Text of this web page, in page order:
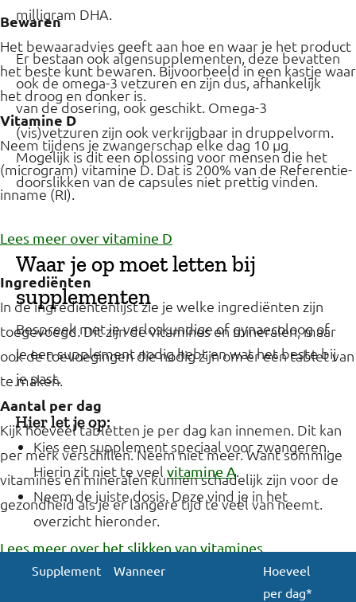
Bewaren
Het bewaaradvies geeft aan hoe en waar je het product
het beste kunt bewaren. Bijvoorbeeld in een kastje waar
het droog en donker is.
Vitamine D
Neem tijdens je zwangerschap elke dag 10 µg
(microgram) vitamine D. Dat is 200% van de Referentie-
inname (RI).
Lees meer over vitamine D
Ingrediënten
In de ingrediëntenlijst zie je welke ingrediënten zijn
toegevoegd. Dit zijn de vitamines en mineralen, maar
ook de toevoegingen die nodig zijn om er een tablet van
te maken.
Aantal per dag
Kijk hoeveel tabletten je per dag kan innemen. Dit kan
per merk verschillen. Neem niet meer. Want sommige
vitamines en mineralen kunnen schadelijk zijn voor de
gezondheid als je er langere tijd te veel van neemt.
Lees meer over het slikken van vitamines
milligram DHA.
Er bestaan ook algensupplementen, deze bevatten
ook de omega-3 vetzuren en zijn dus, afhankelijk
van de dosering, ook geschikt. Omega-3
(vis)vetzuren zijn ook verkrijgbaar in druppelvorm.
Mogelijk is dit een oplossing voor mensen die het
doorslikken van de capsules niet prettig vinden.
Waar je op moet letten bij
supplementen
Bespreek met je verloskundige of gynaecoloog of
je een supplement nodig hebt en wat het beste bij
je past.
Hier let je op:
Kies een supplement speciaal voor zwangeren.
Hierin zit niet te veel vitamine A.
Neem de juiste dosis. Deze vind je in het
overzicht hieronder.
Supplement Wanneer
Hoeveel
per dag*